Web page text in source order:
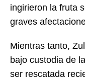
ingirieron la fruta
graves
Mientras tanto,
bajo custodia de
ser rescatada